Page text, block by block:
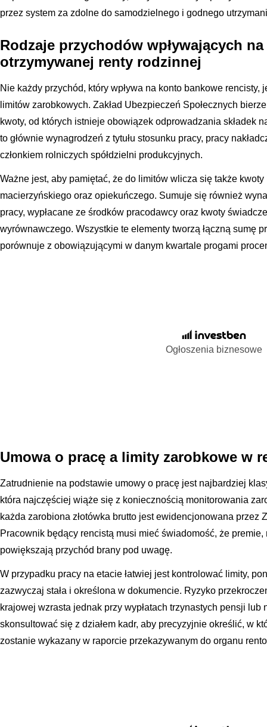
przez system za zdolne do samodzielnego i godnego
Rodzaje przychodów wpływających
otrzymywanej renty rodzinnej
Nie każdy przychód, który wpływa na konto bankowe
limitów zarobkowych. Zakład Ubezpieczeń Społecznych
kwoty, od których istnieje obowiązek odprowadzania składek
to głównie wynagrodzeń z tytułu stosunku pracy, pracy
członkiem rolniczych spółdzielni produkcyjnych.
Ważne jest, aby pamiętać, że do limitów wlicza się także
macierzyńskiego oraz opiekuńczego. Sumuje się również
pracy, wypłacane ze środków pracodawcy oraz kwoty
wyrównawczego. Wszystkie te elementy tworzą łączną sumę
porównuje z obowiązującymi w danym kwartale progami
Ogłoszenia biznesowe
Umowa o pracę a limity zarobkowe w
Zatrudnienie na podstawie umowy o pracę jest najbardziej
która najczęściej wiąże się z koniecznością monitorowania
każda zarobiona złotówka brutto jest ewidencjonowana przez
Pracownik będący rencistą musi mieć świadomość, że
powiększają przychód brany pod uwagę.
W przypadku pracy na etacie łatwiej jest kontrolować limity,
zazwyczaj stała i określona w dokumencie. Ryzyko
krajowej wzrasta jednak przy wypłatach trzynastych pensji
skonsultować się z działem kadr, aby precyzyjnie określić, w
zostanie wykazany w raporcie przekazywanym do organu